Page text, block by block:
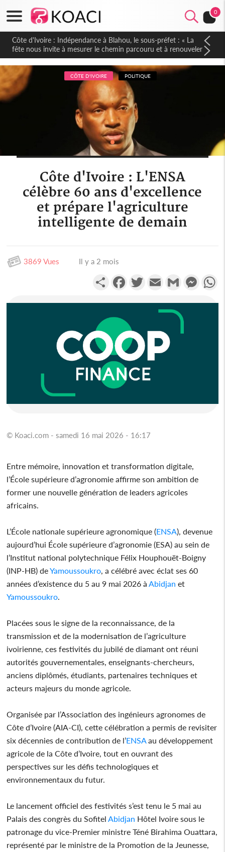
0
Côte d'Ivoire : Indépendance à Blahou, le sous-préfet : « La
fête nous invite à mesurer le chemin parcouru et à renouveler
notre engagement collectif en faveur du développement »
CÔTE D'IVOIRE POLITIQUE
Côte d'Ivoire : L'ENSA
célèbre 60 ans d'excellence
et prépare l'agriculture
intelligente de demain
3869 Vues Il y a 2 mois
PartagerFacebookTwitterEmail Gmail
© Koaci.com - samedi 16 mai 2026 - 16:17
Entre mémoire, innovation et transformation digitale,
l’École supérieure d’agronomie affirme son ambition de
former une nouvelle génération de leaders agricoles
africains.
L’École nationale supérieure agronomique (ENSA), devenue
aujourd’hui École supérieure d’agronomie (ESA) au sein de
l’Institut national polytechnique Félix Houphouët-Boigny
(INP-HB) deYamoussoukro , a célébré avec éclat ses 60
années d’existence du 5 au 9 mai 2026 à Abidjan et
Yamoussoukro
Placées sous le signe de la reconnaissance, de la
transmission et de la modernisation de l’agriculture
ivoirienne, ces festivités du jubilé de diamant ont réuni
autorités gouvernementales, enseignants-chercheurs,
anciens diplômés, étudiants, partenaires techniques et
acteurs majeurs du monde agricole.
Organisée par l’Association des ingénieurs agronomes de
Côte d’Ivoire (AIA-CI), cette célébration a permis de revisiter
six décennies de contribution de l’ENSA au développement
agricole de la Côte d’Ivoire, tout en ouvrant des
perspectives sur les défis technologiques et
environnementaux du futur.
Le lancement officiel des festivités s’est tenu le 5 mai au
Palais des congrès du Sofitel Abidjan Hôtel Ivoire sous le
patronage du vice-Premier ministre Téné Birahima Ouattara,
représenté par le ministre de la Promotion de la Jeunesse,